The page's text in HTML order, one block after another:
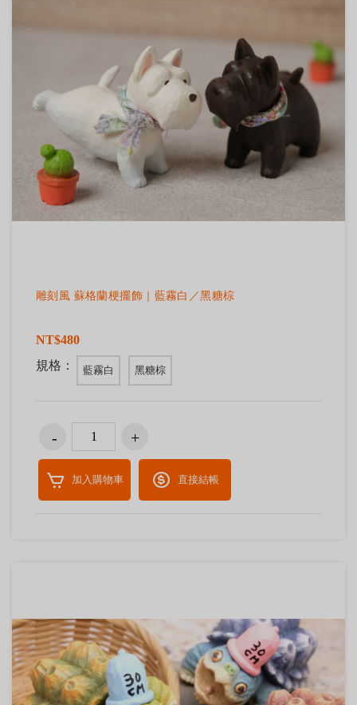
雕刻風 蘇格蘭梗擺飾｜藍霧白／黑糖棕
NT$480
規格：
藍霧白 黑糖棕
加入購物車 直接結帳